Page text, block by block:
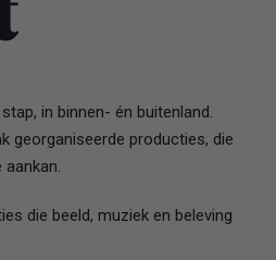
in binnen- én buitenland.
georganiseerde producties, die
die beeld, muziek en beleving